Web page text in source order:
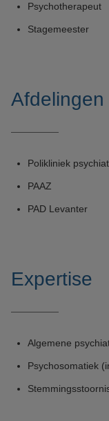
Psychotherapeut
Stagemeester
Afdelingen
Polikliniek
PAAZ
PAD Levanter
Expertise
Algemene
Psychosomatiek